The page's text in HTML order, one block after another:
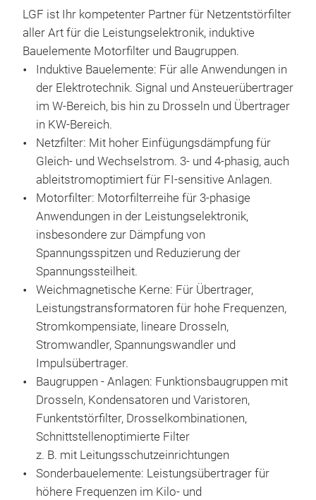
LGF ist Ihr kompetenter Partner für Netzentstörfilter
aller Art für die Leistungselektronik, induktive
Bauelemente Motorfilter und Baugruppen.
Induktive Bauelemente: Für alle Anwendungen in
der Elektrotechnik. Signal und Ansteuerübertrager
im W-Bereich, bis hin zu Drosseln und Übertrager
in KW-Bereich.
Netzfilter: Mit hoher Einfügungsdämpfung für
Gleich- und Wechselstrom. 3- und 4-phasig, auch
ableitstromoptimiert für FI-sensitive Anlagen.
Motorfilter: Motorfilterreihe für 3-phasige
Anwendungen in der Leistungselektronik,
insbesondere zur Dämpfung von
Spannungsspitzen und Reduzierung der
Spannungssteilheit.
Weichmagnetische Kerne: Für Übertrager,
Leistungstransformatoren für hohe Frequenzen,
Stromkompensiate, lineare Drosseln,
Stromwandler, Spannungswandler und
Impulsübertrager.
Baugruppen - Anlagen: Funktionsbaugruppen mit
Drosseln, Kondensatoren und Varistoren,
Funkentstörfilter, Drosselkombinationen,
Schnittstellenoptimierte Filter
z. B. mit Leitungsschutzeinrichtungen
Sonderbauelemente: Leistungsübertrager für
höhere Frequenzen im Kilo- und